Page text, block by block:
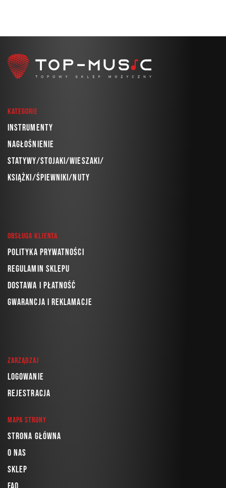
Kategorie
Instrumenty
Nagłośnienie
Statywy/Stojaki/Wieszaki/
Książki/Śpiewniki/Nuty
Obsługa klienta
Polityka prywatności
Regulamin sklepu
Dostawa i płatność
Gwarancja i reklamacje
Zarządzaj
Logowanie
Rejestracja
Mapa strony
Strona główna
O nas
Sklep